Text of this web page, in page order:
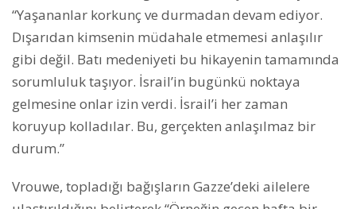
“Yaşananlar korkunç ve durmadan devam ediyor.
Dışarıdan kimsenin müdahale etmemesi anlaşılır
gibi değil. Batı medeniyeti bu hikayenin tamamında
sorumluluk taşıyor. İsrail’in bugünkü noktaya
gelmesine onlar izin verdi. İsrail’i her zaman
koruyup kolladılar. Bu, gerçekten anlaşılmaz bir
durum.”
Vrouwe, topladığı bağışların Gazze’deki ailelere